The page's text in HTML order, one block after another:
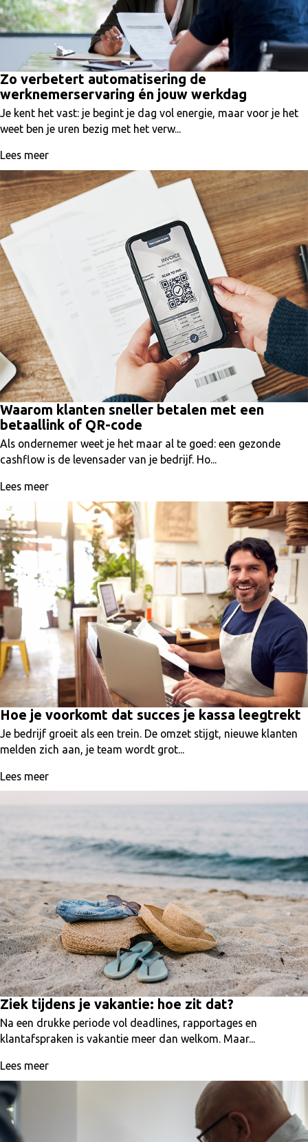
Zo verbetert automatisering de
werknemerservaring én jouw werkdag
Je kent het vast: je begint je dag vol energie, maar voor je het
weet ben je uren bezig met het verw...
Lees meer
Waarom klanten sneller betalen met een
betaallink of QR-code
Als ondernemer weet je het maar al te goed: een gezonde
cashflow is de levensader van je bedrijf. Ho...
Lees meer
Hoe je voorkomt dat succes je kassa leegtrekt
Je bedrijf groeit als een trein. De omzet stijgt, nieuwe klanten
melden zich aan, je team wordt grot...
Lees meer
Ziek tijdens je vakantie: hoe zit dat?
Na een drukke periode vol deadlines, rapportages en
klantafspraken is vakantie meer dan welkom. Maar...
Lees meer